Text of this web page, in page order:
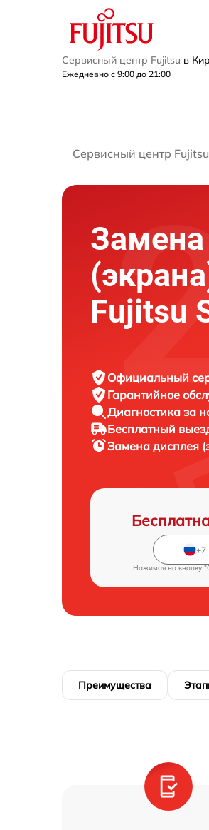
Сервисный центр Fujitsu в
Ежедневно с 9:00 до 21:00
Сервисный центр Fujitsu
Fujitsu
Официальный
Гарантийное
Диагностика за
Бесплатный
Замена дисплея
Нажимая на кнопку
Преимущества